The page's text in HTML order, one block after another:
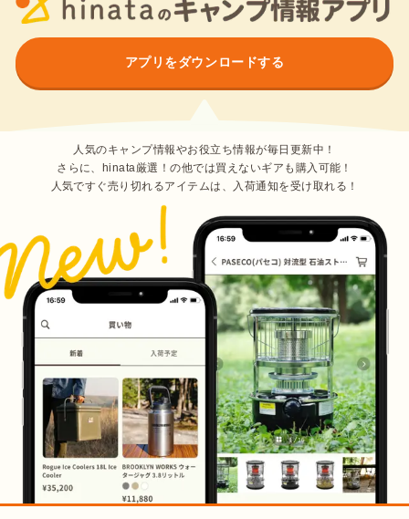
アプリをダウンロードする
人気のキャンプ情報やお役立ち情報が毎日更新中！
さらに、hinata厳選！の他では買えないギアも購入可能！
人気ですぐ売り切れるアイテムは、入荷通知を受け取れる！